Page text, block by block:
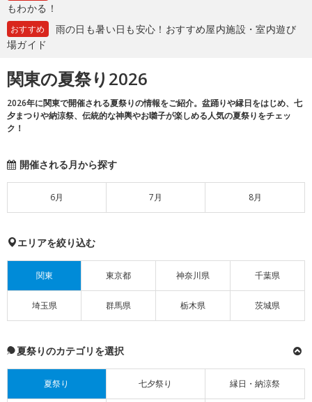
もわかる！
おすすめ
雨の日も暑い日も安心！おすすめ屋内施設・室内遊び
場ガイド
関東の夏祭り2026
2026年に関東で開催される夏祭りの情報をご紹介。盆踊りや縁日をはじめ、七
夕まつりや納涼祭、伝統的な神輿やお囃子が楽しめる人気の夏祭りをチェッ
ク！
開催される月から探す
6月 7月 8月
エリアを絞り込む
関東 東京都 神奈川県 千葉県
埼玉県 群馬県 栃木県 茨城県
夏祭りのカテゴリを選択
夏祭り 七夕祭り 縁日・納涼祭